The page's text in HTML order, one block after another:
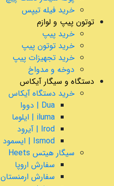
خرید فیله تیپس
توتون پیپ و لوازم
خرید پیپ
خرید توتون پیپ
خرید تجهیزات پیپ
دوخه و مدواخ
دستگاه و سیگار آیکاس
خرید دستگاه آیکاس
Dua | دووا
iluma | ایلوما
Irod | آیرود
Ismod | ایسمود
سیگار هیتس Heets
سفارش اروپا
سفارش ارمنستان